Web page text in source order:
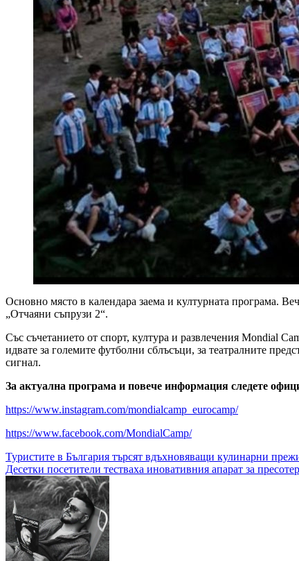
Основно място в календара заема и културната програма.
„Отчаяни съпрузи 2“.
Със съчетанието от спорт, култура и развлечения Mondial
идвате за големите футболни сблъсъци, за театралните
сигнал.
За актуална програма и повече информация следете
https://www.instagram.com/mondialcamp_eurocamp/
https://www.facebook.com/MondialCamp/
Навигация
Туристите в България търсят вдъхновяващи кулинарни
Десетки посетители тестваха иновативния апарат за